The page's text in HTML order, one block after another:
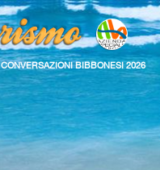
CONVERSAZIONI BIBBONESI 2026